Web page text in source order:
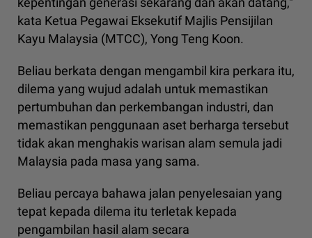
kata Ketua Pegawai Eksekutif Majlis Pensijilan
Kayu Malaysia (MTCC), Yong Teng Koon.
Beliau berkata dengan mengambil kira perkara itu,
dilema yang wujud adalah untuk memastikan
pertumbuhan dan perkembangan industri, dan
memastikan penggunaan aset berharga tersebut
tidak akan menghakis warisan alam semula jadi
Malaysia pada masa yang sama.
Beliau percaya bahawa jalan penyelesaian yang
tepat kepada dilema itu terletak kepada
pengambilan hasil alam secara